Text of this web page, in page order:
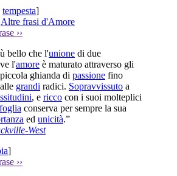
tempesta]
Altre frasi d'Amore
››
bello che l'unione di due
l'amore è maturato attraverso gli
ghianda di passione fino
grandi radici. Sopravvissuto a
, e ricco con i suoi molteplici
foglia conserva per sempre la sua
ed unicità.”
West
]
››